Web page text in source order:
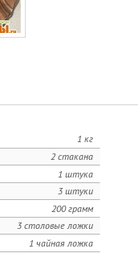
1 кг
2 стакана
1 штука
3 штуки
200 грамм
3 столовые ложки
1 чайная ложка